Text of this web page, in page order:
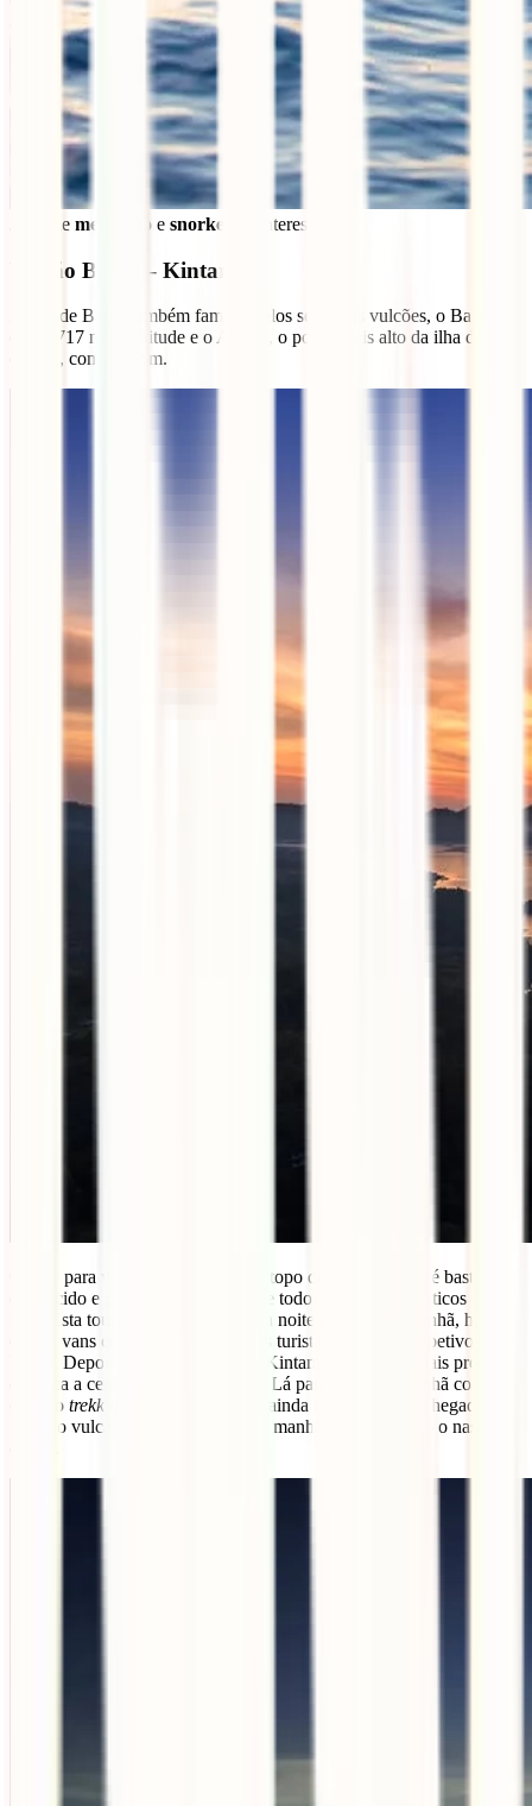
de mergulho e snorkeling interessantes.
Vulcão Batur – Kintamani
A ilha de Bali é também famosa pelos seus dois vulcões, o Batur
com 1717 m de altitude e o Agung, o ponto mais alto da ilha dos
deuses, com 3142 m.
para ver o nascer do sol do topo do Monte Batur é bastante
conhecido e parte, todos os dias, de todos os pontos turísticos de
Bali. Esta tour começa entre a meia noite e a uma da manhã, hora a
que as vans começam a recolher os turistas, nos seus respetivos
hotéis. Depois seguem então para Kintamani, a aldeia mais próxima,
que fica a cerca de 1h30 de Ubud. Lá para as 4h da manhã começa
então o trekking
de 5 km que dura ainda umas 2h, com chegada ao
topo do vulcão por volta das 6h da manhã para ver então o nascer